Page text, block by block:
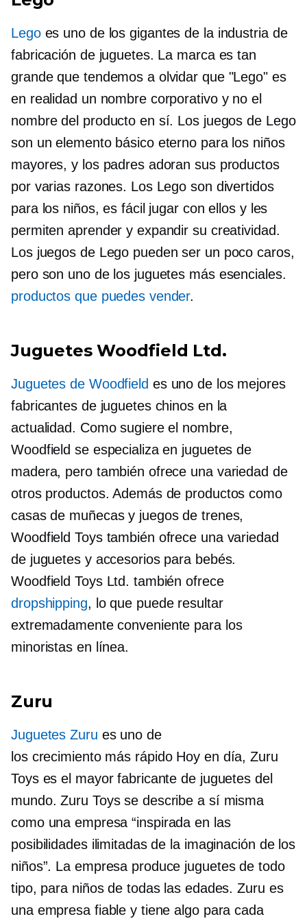
Legoes uno de los gigantes de la industria de
fabricación de juguetes. La marca es tan
grande que tendemos a olvidar que "Lego" es
en realidad un nombre corporativo y no el
nombre del producto en sí. Los juegos de Lego
son un elemento básico eterno para los niños
mayores, y los padres adoran sus productos
por varias razones. Los Lego son divertidos
para los niños, es fácil jugar con ellos y les
permiten aprender y expandir su creatividad.
Los juegos de Lego pueden ser un poco caros,
pero son uno de los juguetes más esenciales.
productos que puedes vender.
Juguetes Woodfield Ltd.
Juguetes de Woodfield es uno de los mejores
fabricantes de juguetes chinos en la
actualidad. Como sugiere el nombre,
Woodfield se especializa en juguetes de
madera, pero también ofrece una variedad de
otros productos. Además de productos como
casas de muñecas y juegos de trenes,
Woodfield Toys también ofrece una variedad
de juguetes y accesorios para bebés.
Woodfield Toys Ltd. también ofrece
dropshipping, lo que puede resultar
extremadamente conveniente para los
minoristas en línea.
Zuru
Juguetes Zuru es uno de
los crecimiento más rápidoHoy en día, Zuru
Toys es el mayor fabricante de juguetes del
mundo. Zuru Toys se describe a sí misma
como una empresa “inspirada en las
posibilidades ilimitadas de la imaginación de los
niños”. La empresa produce juguetes de todo
tipo, para niños de todas las edades. Zuru es
una empresa fiable y tiene algo para cada